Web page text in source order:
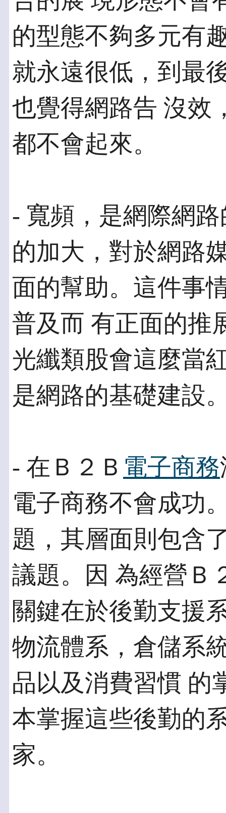
的型態不夠多元有
就永遠很低，到最
也覺得網路告 沒效
都不會起來。
- 寬頻，是網際網
的加大，對於網路
面的幫助。這件事
普及而 有正面的推
光纖類股會這麼當
是網路的基礎建設
- 在Ｂ２Ｂ 電子商務
電子商務不會成功
題，其層面則包含
議題。因 為經營Ｂ
關鍵在於後勤支援
物流體系，倉儲系
品以及消費習慣 的
本掌握這些後勤的
家。